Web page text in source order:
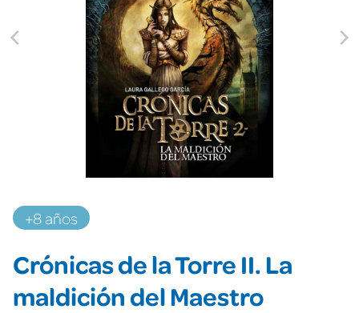
+8 años
Crónicas de la Torre II. La
maldición del Maestro